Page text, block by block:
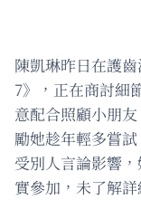
陳凱琳昨日在護
7》，正在商討細
意配合照顧小朋
勵她趁年輕多嘗
受別人言論影響
實參加，未了解